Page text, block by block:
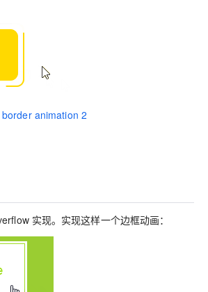
animation 2
实现。实现这样一个边框动画：